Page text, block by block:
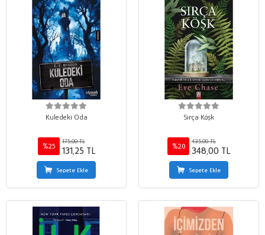
Kuledeki Oda
%25
175,00 TL
131,25 TL
Sepete Ekle
Sırça Köşk
%20
435,00 TL
348,00 TL
Sepete Ekle